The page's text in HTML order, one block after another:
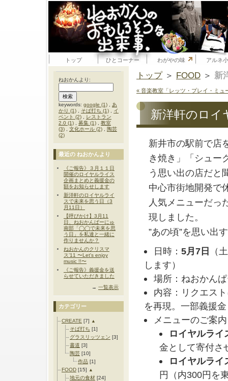
トップ ひとコーナー わがやの味 アルネ
ねおかんより:
keywords: google (1)
あ
かり (1)
そば打ち (1)
イ
ベント (2)
レストラン
2.0 (1)
募集 (1)
教室
(3)
文化ホール (2)
陶芸
(2)
最近の ねおかんより
《ご報告》３月１１日
開催のロイヤルライス
企画まとめと義援金の
額をお知らせします
新洋軒のロイヤルライ
スで未来を思う日（3
月11日）
【呼びかけ】3月11
日、ねおかんぱーにゅ
南部「◯◯で未来を思
う日」を私達と一緒に
作りませんか？
ねおかんのクリスマ
ス’11 〜Let's enjoy
music !!〜
《ご報告》義援金を送
らせていただきました
→ 一覧表示
カテゴリー
CREATE [7] ▲
そば打ち [1]
グラスリッツェン [3]
書道 [3]
陶芸 [10]
作品 [1]
FOOD [15] ▲
地元の食材 [24]
トップ＞ FOOD ＞ 新
« 音楽教室「レッツ・プレイ・ミュ
新洋軒のロイ
新井市の駅前で店
き焼き」「シュー
う思い出の店だと
中心市街地開発で
人気メニューだっ
現しました。
”あの頃”を思い出
日時： 5月7日
（
します）
場所：ねおかん
内容：リクエス
を再現。一部義援
メニューのご案
ロイヤルライ
金として寄付さ
ロイヤルライ
円（内300円を